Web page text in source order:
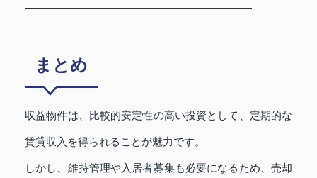
まとめ
収益物件は、比較的安定性の高い投資として、定期的な
賃貸収入を得られることが魅力です。
しかし、維持管理や入居者募集も必要になるため、売却